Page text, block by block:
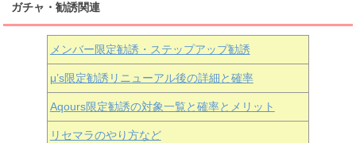
ガチャ・勧誘関連
メンバー限定勧誘・ステップアップ勧誘
μ’s限定勧誘リニューアル後の詳細と確率
Aqours限定勧誘の対象一覧と確率とメリット
リセマラのやり方など